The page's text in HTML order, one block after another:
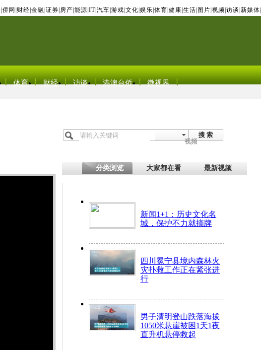
侨网 财经 金融 证券 房产 能源 IT| 汽车 游戏 文化 娱乐 体育 健康 生活 图片 视频 访谈 新媒体
体育 财经 访谈 港澳台侨 微视界
搜 索
视频
分类浏览 大家都在看 最新视频
新闻1+1：历史文化名
城，保护不力就摘牌
四川冕宁县境内森林火
灾扑救工作正在紧张进
行
男子清明登山跌落海拔
1050米悬崖被困1天1夜
直升机悬停救起